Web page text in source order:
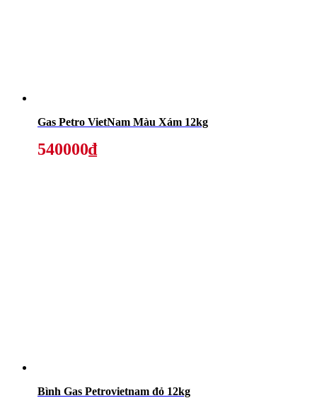
Gas Petro VietNam Màu Xám 12kg
540000₫
Bình Gas Petrovietnam đỏ 12kg